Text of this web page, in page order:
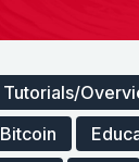
Tutorials/
Bitcoin